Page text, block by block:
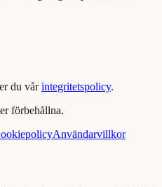
du vår integritetspolicy.
förbehållna.
Användarvillkor